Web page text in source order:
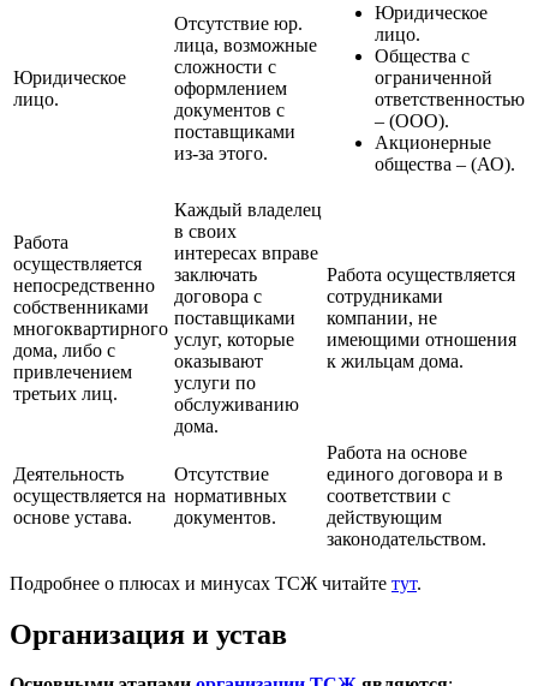
Юридическое
лицо.
Отсутствие юр.
лица, возможные
сложности с
оформлением
документов с
поставщиками
из-за этого.
Юридическое
лицо.
Общества с
ограниченной
ответственностью
– (ООО).
Акционерные
общества – (АО).
Работа
осуществляется
непосредственно
собственниками
многоквартирного
дома, либо с
привлечением
третьих лиц.
Каждый владелец
в своих
интересах вправе
заключать
договора с
поставщиками
услуг, которые
оказывают
услуги по
обслуживанию
дома.
Работа осуществляется
сотрудниками
компании, не
имеющими отношения
к жильцам дома.
Деятельность
осуществляется на
основе устава.
Отсутствие
нормативных
документов.
Работа на основе
единого договора и в
соответствии с
действующим
законодательством.
Подробнее о плюсах и минусах ТСЖ читайте тут.
Организация и устав